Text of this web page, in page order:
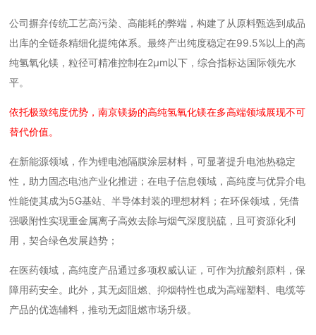
公司摒弃传统工艺高污染、高能耗的弊端，构建了从原料甄选到成品
出库的全链条精细化提纯体系。最终产出纯度稳定在99.5%以上的高
纯氢氧化镁，粒径可精准控制在2μm以下，综合指标达国际领先水
平。
依托极致纯度优势，南京镁扬的高纯氢氧化镁在多高端领域展现不可
替代价值。
在新能源领域，作为锂电池隔膜涂层材料，可显著提升电池热稳定
性，助力固态电池产业化推进；在电子信息领域，高纯度与优异介电
性能使其成为5G基站、半导体封装的理想材料；在环保领域，凭借
强吸附性实现重金属离子高效去除与烟气深度脱硫，且可资源化利
用，契合绿色发展趋势；
在医药领域，高纯度产品通过多项权威认证，可作为抗酸剂原料，保
障用药安全。此外，其无卤阻燃、抑烟特性也成为高端塑料、电缆等
产品的优选辅料，推动无卤阻燃市场升级。